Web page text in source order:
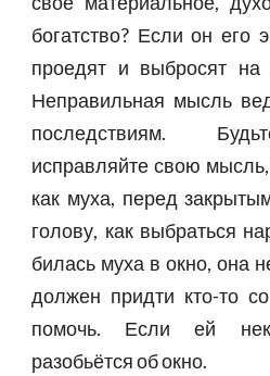
богатство? Если он его
проедят и выбросят на
Неправильная мысль
последствиям.
исправляйте свою
как муха, перед
голову, как выбраться
билась муха в окно, она
должен придти кто-то
помочь. Если ей
разобьётся об окно.